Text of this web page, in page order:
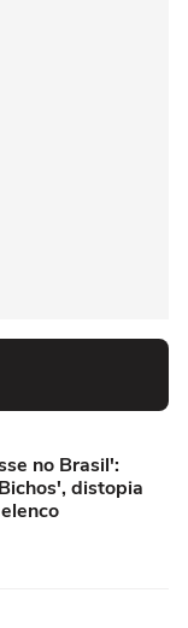
no Brasil':
distopia